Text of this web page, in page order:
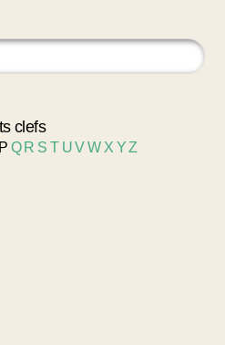
clefs
P Q R S T UVW X YZ